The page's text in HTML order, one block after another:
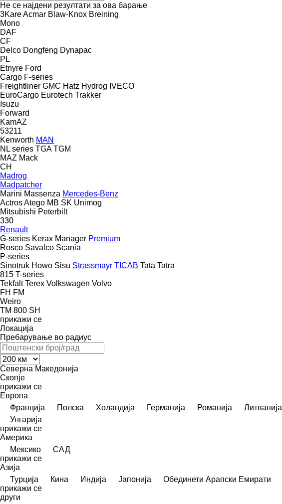
Не се најдени резултати за ова барање
3KareAcmar Blaw-Knox Breining
Mono
DAF
CF
Delco Dongfeng Dynapac
PL
Etnyre Ford
Cargo F-series
Freightliner GMC Hatz Hydrog IVECO
EuroCargo Eurotech Trakker
Isuzu
Forward
KamAZ
53211
Kenworth MAN
NL series TGA TGM
MAZ Mack
CH
Madrog
Madpatcher
Marini Massenza Mercedes-Benz
ActrosAtego MB SK Unimog
Mitsubishi Peterbilt
330
Renault
G-series Kerax Manager Premium
Rosco Savalco Scania
P-series
Sinotruk Howo Sisu Strassmayr TICAB Tata Tatra
815 T-series
Tekfalt Terex Volkswagen Volvo
FH FM
Weiro
TM 800 SH
прикажи се
Локација
Пребарување во радиус
Северна Македонија
Скопје
прикажи се
Европа
Франција
Полска Холандија Германија Романија Литванија
Унгарија
прикажи се
Америка
Мексико
САД
прикажи се
Азија
Турција
Кина Индија Јапонија
Обединети Арапски Емирати
прикажи се
други